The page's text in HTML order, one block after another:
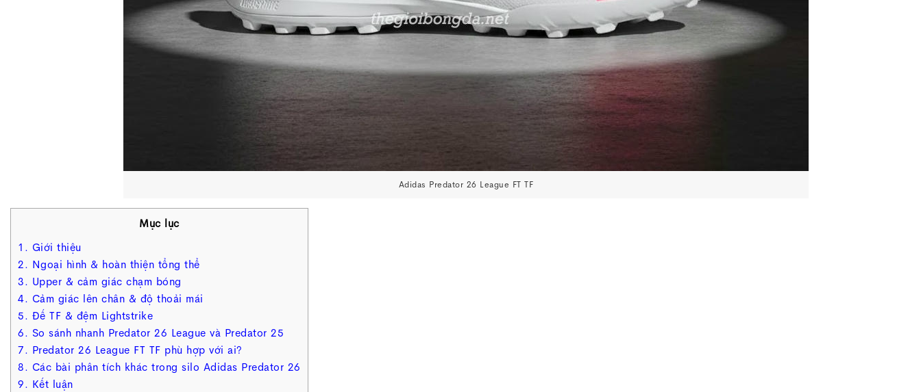
Adidas Predator 26 League FT TF
Mục lục
1. Giới thiệu
2. Ngoại hình & hoàn thiện tổng thể
3. Upper & cảm giác chạm bóng
4. Cảm giác lên chân & độ thoải mái
5. Đế TF & đệm Lightstrike
6. So sánh nhanh Predator 26 League và Predator 25
7. Predator 26 League FT TF phù hợp với ai?
8. Các bài phân tích khác trong silo Adidas Predator 26
9. Kết luận